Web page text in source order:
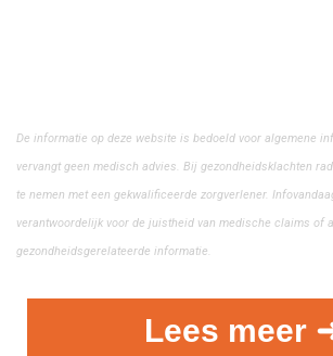
De informatie op deze website is bedoeld voor algemene
vervangt geen medisch advies. Bij gezondheidsklachten
te nemen met een gekwalificeerde zorgverlener.
verantwoordelijk voor de juistheid van medische claims of
gezondheidsgerelateerde informatie.
Lees meer